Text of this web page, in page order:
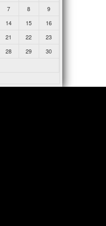
7 8
9
14 15
16
21 22
23
28 29
30